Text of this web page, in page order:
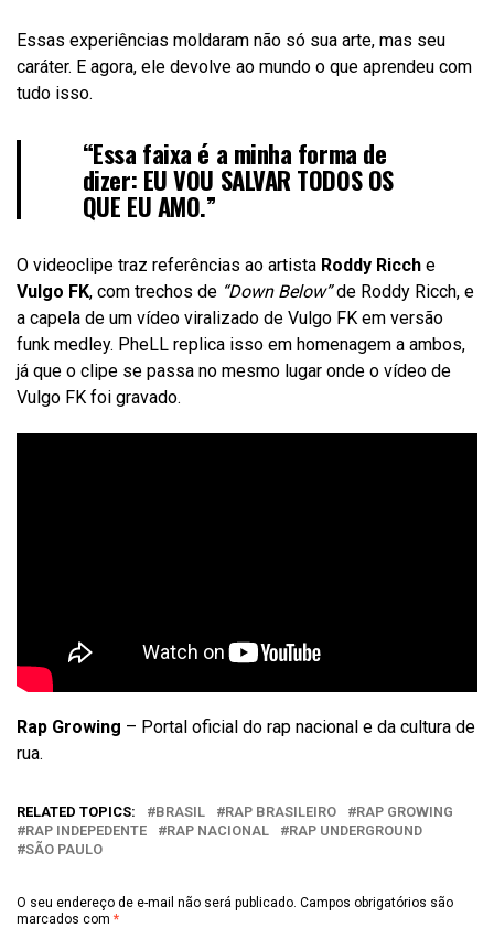
Essas experiências moldaram não só sua arte, mas seu
caráter. E agora, ele devolve ao mundo o que aprendeu com
tudo isso.
“Essa faixa é a minha forma de
dizer: EU VOU SALVAR TODOS OS
QUE EU AMO.”
O videoclipe traz referências ao artista Roddy Ricch e
Vulgo FK, com trechos de “Down Below”de Roddy Ricch, e
a capela de um vídeo viralizado de Vulgo FK em versão
funk medley. PheLL replica isso em homenagem a ambos,
já que o clipe se passa no mesmo lugar onde o vídeo de
Vulgo FK foi gravado.
Rap Growing – Portal oficial do rap nacional e da cultura de
rua.
RELATED TOPICS: BRASIL RAP BRASILEIRO
RAP GROWING
RAP INDEPEDENTE
RAP NACIONAL
RAP UNDERGROUND
SÃO PAULO
O seu endereço de e-mail não será publicado. Campos obrigatórios são
marcados com *